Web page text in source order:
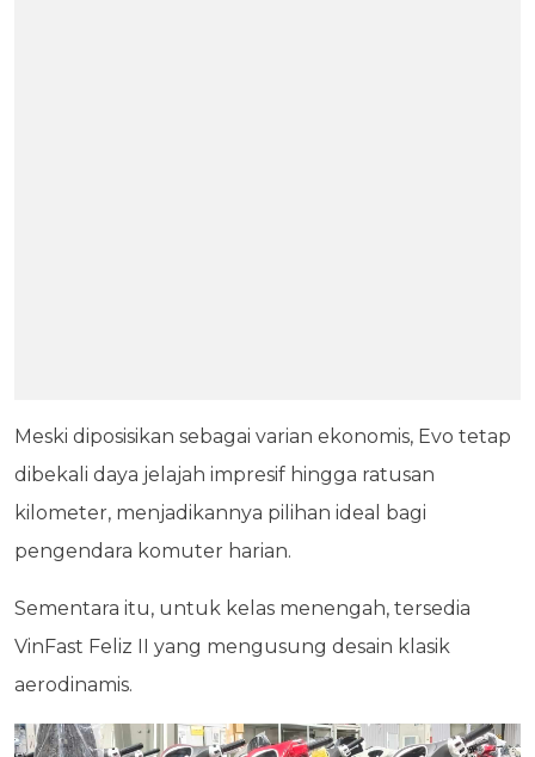
Meski diposisikan sebagai varian ekonomis, Evo tetap
dibekali daya jelajah impresif hingga ratusan
kilometer, menjadikannya pilihan ideal bagi
pengendara komuter harian.
Sementara itu, untuk kelas menengah, tersedia
VinFast Feliz II yang mengusung desain klasik
aerodinamis.